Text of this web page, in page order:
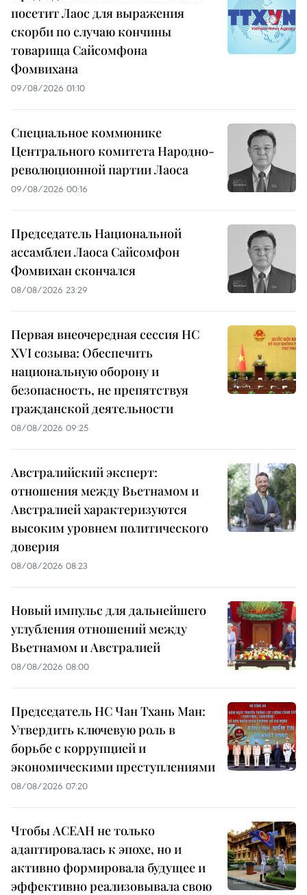
посетит Лаос для выражения
скорби по случаю кончины
товарища Сайсомфона
Фомвихана
09/08/2026 01:10
Специальное коммюнике
Центрального комитета Народно-
революционной партии Лаоса
09/08/2026 00:16
Председатель Национальной
ассамблеи Лаоса Сайсомфон
Фомвихан скончался
08/08/2026 23:29
Первая внеочередная сессия НС
XVI созыва: Обеспечить
национальную оборону и
безопасность, не препятствуя
гражданской деятельности
08/08/2026 09:25
Австралийский эксперт:
отношения между Вьетнамом и
Австралией характеризуются
высоким уровнем политического
доверия
08/08/2026 08:23
Новый импульс для дальнейшего
углубления отношений между
Вьетнамом и Австралией
08/08/2026 08:00
Председатель НС Чан Тхань Ман:
Утвердить ключевую роль в
борьбе с коррупцией и
экономическими преступлениями
08/08/2026 07:20
Чтобы АСЕАН не только
адаптировалась к эпохе, но и
активно формировала будущее и
эффективно реализовывала свою